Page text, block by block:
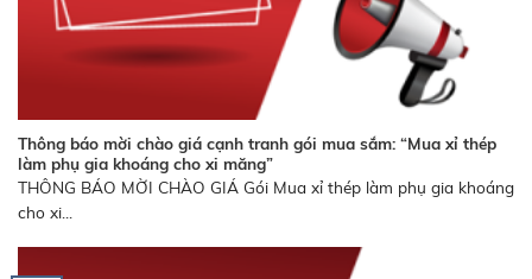
Thông báo mời chào giá cạnh tranh gói mua sắm: “Mua xỉ thép
làm phụ gia khoáng cho xi măng”
THÔNG BÁO MỜI CHÀO GIÁ Gói Mua xỉ thép làm phụ gia khoáng
cho xi...